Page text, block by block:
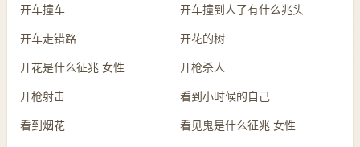
开车撞车 开车撞到人了有什么兆头
开车走错路 开花的树
开花是什么征兆 女性 开枪杀人
开枪射击 看到小时候的自己
看到烟花 看见鬼是什么征兆 女性